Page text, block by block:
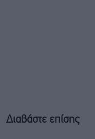
Διαβάστε επίσης